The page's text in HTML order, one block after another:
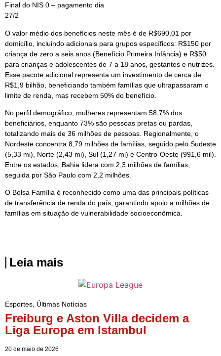
Final do NIS 0 – pagamento dia
27/2
O valor médio dos benefícios neste mês é de R$690,01 por
domicílio, incluindo adicionais para grupos específicos: R$150 por
criança de zero a seis anos (Benefício Primeira Infância) e R$50
para crianças e adolescentes de 7 a 18 anos, gestantes e nutrizes.
Esse pacote adicional representa um investimento de cerca de
R$1,9 bilhão, beneficiando também famílias que ultrapassaram o
limite de renda, mas recebem 50% do benefício.
No perfil demográfico, mulheres representam 58,7% dos
beneficiários, enquanto 73% são pessoas pretas ou pardas,
totalizando mais de 36 milhões de pessoas. Regionalmente, o
Nordeste concentra 8,79 milhões de famílias, seguido pelo Sudeste
(5,33 mi), Norte (2,43 mi), Sul (1,27 mi) e Centro-Oeste (991,6 mil).
Entre os estados, Bahia lidera com 2,3 milhões de famílias,
seguida por São Paulo com 2,2 milhões.
O Bolsa Família é reconhecido como uma das principais políticas
de transferência de renda do país, garantindo apoio a milhões de
famílias em situação de vulnerabilidade socioeconômica.
Leia mais
Esportes, Últimas Notícias
Freiburg e Aston Villa decidem a
Liga Europa em Istambul
20 de maio de 2026